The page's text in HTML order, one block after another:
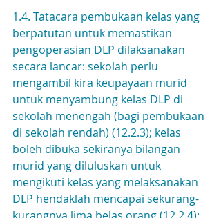
1.4. Tatacara pembukaan kelas yang
berpatutan untuk memastikan
pengoperasian DLP dilaksanakan
secara lancar: sekolah perlu
mengambil kira keupayaan murid
untuk menyambung kelas DLP di
sekolah menengah (bagi pembukaan
di sekolah rendah) (12.2.3); kelas
boleh dibuka sekiranya bilangan
murid yang diluluskan untuk
mengikuti kelas yang melaksanakan
DLP hendaklah mencapai sekurang-